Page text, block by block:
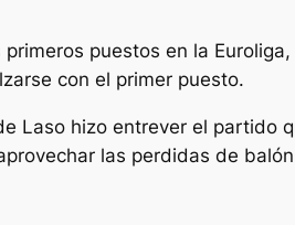
puestos en la
con el primer puesto.
Laso hizo entrever el partido
las perdidas de